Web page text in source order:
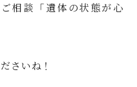
相談「遺体の状態が心
さいね！